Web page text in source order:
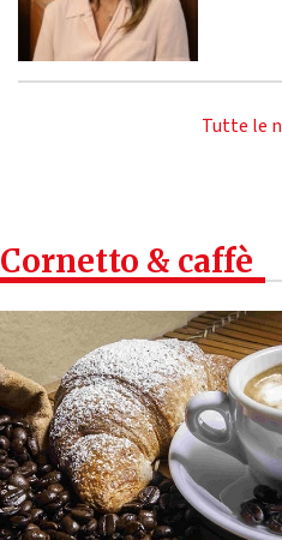
Tutte le
Cornetto & caffè